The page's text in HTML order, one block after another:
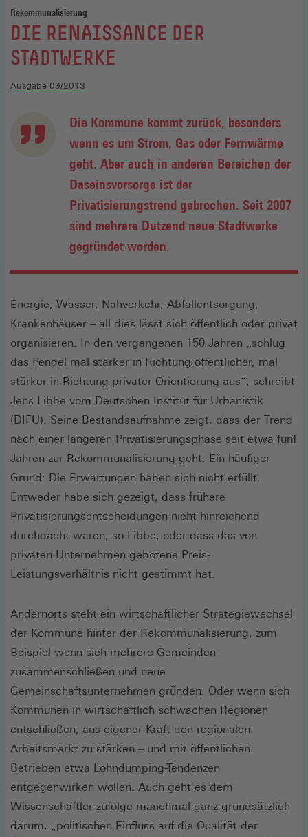
Rekommunalisierung
:
DIE RENAISSANCE DER
STADTWERKE
Ausgabe 09/2013
Die Kommune kommt zurück, besonders
wenn es um Strom, Gas oder Fernwärme
geht. Aber auch in anderen Bereichen der
Daseinsvorsorge ist der
Privatisierungstrend gebrochen. Seit 2007
sind mehrere Dutzend neue Stadtwerke
gegründet worden.
Energie, Wasser, Nahverkehr, Abfallentsorgung,
Krankenhäuser – all dies lässt sich öffentlich oder privat
organisieren. In den vergangenen 150 Jahren „schlug
das Pendel mal stärker in Richtung öffentlicher, mal
stärker in Richtung privater Orientierung aus“, schreibt
Jens Libbe vom Deutschen Institut für Urbanistik
(DIFU). Seine Bestandsaufnahme zeigt, dass der Trend
nach einer längeren Privatisierungsphase seit etwa fünf
Jahren zur Rekommunalisierung geht. Ein häufiger
Grund: Die Erwartungen haben sich nicht erfüllt.
Entweder habe sich gezeigt, dass frühere
Privatisierungsentscheidungen nicht hinreichend
durchdacht waren, so Libbe, oder dass das von
privaten Unternehmen gebotene Preis-
Leistungsverhältnis nicht gestimmt hat.
Andernorts steht ein wirtschaftlicher Strategiewechsel
der Kommune hinter der Rekommunalisierung, zum
Beispiel wenn sich mehrere Gemeinden
zusammenschließen und neue
Gemeinschaftsunternehmen gründen. Oder wenn sich
Kommunen in wirtschaftlich schwachen Regionen
entschließen, aus eigener Kraft den regionalen
Arbeitsmarkt zu stärken – und mit öffentlichen
Betrieben etwa Lohndumping-Tendenzen
entgegenwirken wollen. Auch geht es dem
Wissenschaftler zufolge manchmal ganz grundsätzlich
darum, „politischen Einfluss auf die Qualität der